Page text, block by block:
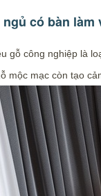
có bàn
gỗ công nghiệp là
mộc mạc còn tạo